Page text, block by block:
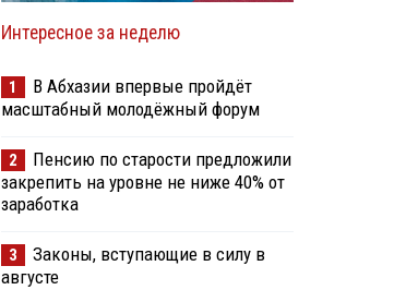
Интересное за неделю
1
В Абхазии впервые пройдёт
масштабный молодёжный форум
2
Пенсию по старости предложили
закрепить на уровне не ниже 40% от
заработка
3
Законы, вступающие в силу в
августе